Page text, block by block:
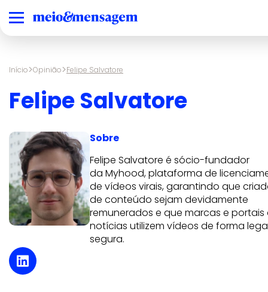
Início>Opinião>Felipe Salvatore
Felipe Salvatore
Sobre
Felipe Salvatore é sócio-fundador
da Myhood, plataforma de
de vídeos virais, garantindo que
de conteúdo sejam devidamente
remunerados e que marcas e portais
notícias utilizem vídeos de forma
segura.